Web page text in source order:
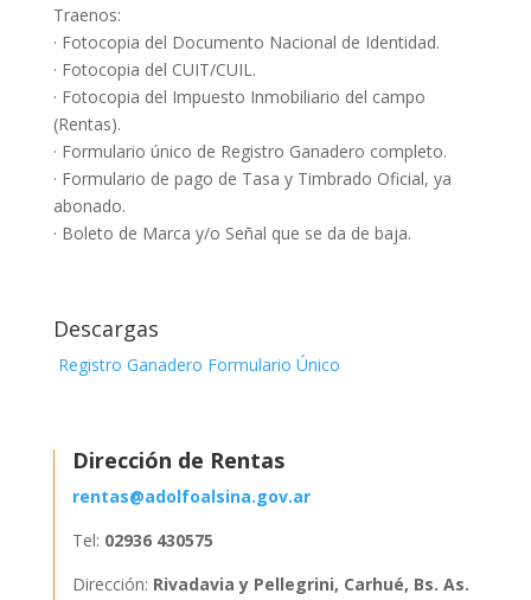
Traenos:
· Fotocopia del Documento Nacional de Identidad.
· Fotocopia del CUIT/CUIL.
· Fotocopia del Impuesto Inmobiliario del campo
(Rentas).
· Formulario único de Registro Ganadero completo.
· Formulario de pago de Tasa y Timbrado Oficial, ya
abonado.
· Boleto de Marca y/o Señal que se da de baja.
Descargas
Registro Ganadero Formulario Único
Dirección de Rentas
rentas@adolfoalsina.gov.ar
Tel: 02936 430575
Dirección: Rivadavia y Pellegrini, Carhué, Bs. As.